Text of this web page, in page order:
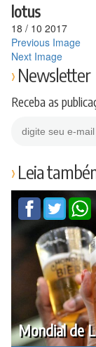
lotus
18 / 10 2017
Previous Image
Next Image
Newsletter
Receba as
Leia
Mondial de